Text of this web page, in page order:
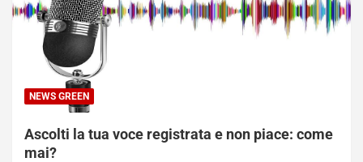
NEWS GREEN
Ascolti la tua voce registrata e non piace: come
mai?